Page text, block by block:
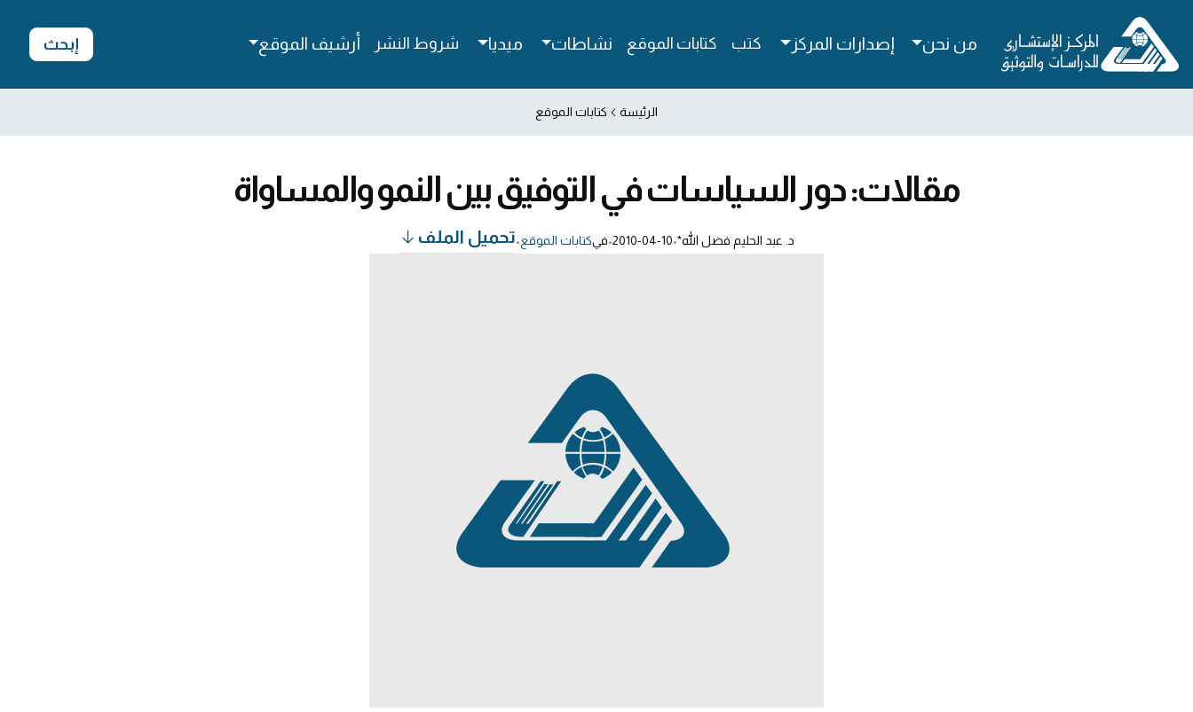
من نحن إصدارات المركز كتب كتابات الموقع نشاطات ميديا شروط النشر أرشيف الموقع إبحث
الرئيسة كتابات الموقع
مقالات: دور السياسات في التوفيق بين النمو والمساواة
د. عبد الحليم فضل الله*•
2010-04-10
•فيكتابات الموقع•تحميل الملف